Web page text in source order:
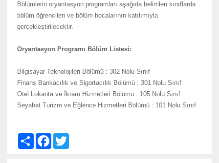
Bölümlerin oryantasyon programları aşağıda belirtilen sınıflarda
bölüm öğrencileri ve bölüm hocalarının katılımıyla
gerçekleştirilecektir.
Oryantasyon Programı Bölüm Listesi:
Bilgisayar Teknolojileri Bölümü : 302 Nolu Sınıf
Finans Bankacılık ve Sigortacılık Bölümü : 301 Nolu Sınıf
Otel Lokanta ve İkram Hizmetleri Bölümü : 105 Nolu Sınıf
Seyahat Turizm ve Eğlence Hizmetleri Bölümü : 101 Nolu Sınıf
S
F